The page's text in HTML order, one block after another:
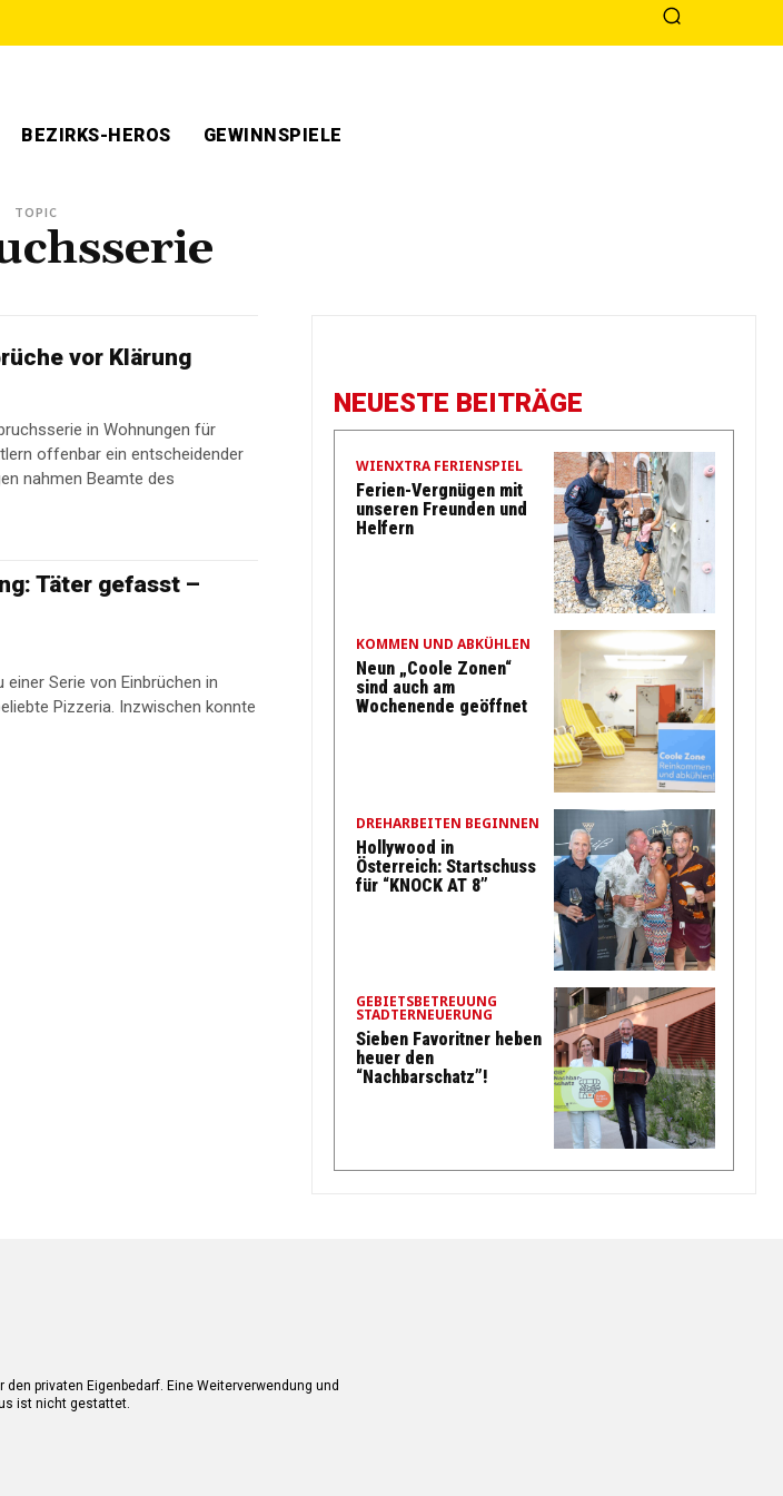
BEZIRKS-HEROS GEWINNSPIELE
TOPIC
vor Klärung
in Wohnungen für
offenbar ein entscheidender
Täter gefasst –
Serie von Einbrüchen in
Pizzeria. Inzwischen konnte
NEUESTE BEITRÄGE
WIENXTRA FERIENSPIEL
Ferien-Vergnügen mit
unseren Freunden und
Helfern
KOMMEN UND ABKÜHLEN
Neun „Coole Zonen“
sind auch am
Wochenende geöffnet
DREHARBEITEN BEGINNEN
Hollywood in
Österreich: Startschuss
für “KNOCK AT 8”
GEBIETSBETREUUNG
STADTERNEUERUNG
Sieben Favoritner heben
heuer den
“Nachbarschatz”!
privaten Eigenbedarf. Eine Weiterverwendung und
ist nicht gestattet.